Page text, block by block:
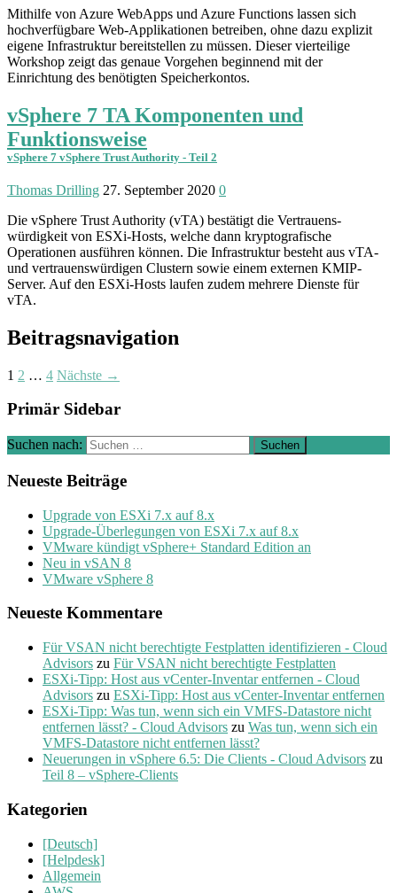
Mithilfe von Azure WebApps und Azure Functions lassen sich
hochverfügbare Web-Applikationen betreiben, ohne dazu explizit
eigene Infrastruktur bereitstellen zu müssen. Dieser vierteilige
Workshop zeigt das genaue Vorgehen beginnend mit der
Einrichtung des benötigten Speicherkontos.
vSphere 7 TA Komponenten und
Funktionsweise
vSphere 7 vSphere Trust Authority - Teil 2
Thomas Drilling 27. September 2020 0
Die vSphere Trust Authority (vTA) bestätigt die Vertrauens­
würdigkeit von ESXi-Hosts, welche dann krypto­grafische
Operationen ausführen können. Die Infrastruktur besteht aus vTA-
und vertrauens­würdigen Clustern sowie einem externen KMIP-
Server. Auf den ESXi-Hosts laufen zudem mehrere Dienste für
vTA.
Beitragsnavigation
1 2 … 4 Nächste →
Primär Sidebar
Suchen nach:
Neueste Beiträge
Upgrade von ESXi 7.x auf 8.x
Upgrade-Überlegungen von ESXi 7.x auf 8.x
VMware kündigt vSphere+ Standard Edition an
Neu in vSAN 8
VMware vSphere 8
Neueste Kommentare
Für VSAN nicht berechtigte Festplatten identifizieren - Cloud
Advisors zu Für VSAN nicht berechtigte Festplatten
ESXi-Tipp: Host aus vCenter-Inventar entfernen - Cloud
Advisors zu ESXi-Tipp: Host aus vCenter-Inventar entfernen
ESXi-Tipp: Was tun, wenn sich ein VMFS-Datastore nicht
entfernen lässt? - Cloud Advisors zu Was tun, wenn sich ein
VMFS-Datastore nicht entfernen lässt?
Neuerungen in vSphere 6.5: Die Clients - Cloud Advisors zu
Teil 8 – vSphere-Clients
Kategorien
[Deutsch]
[Helpdesk]
Allgemein